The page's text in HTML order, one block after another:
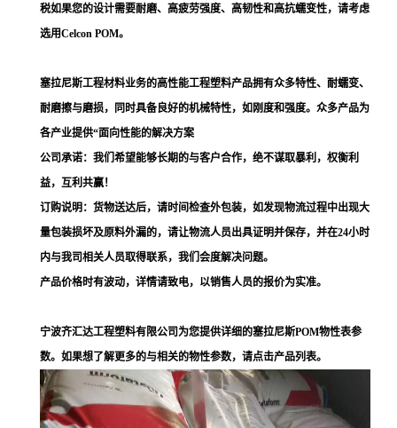
税如果您的设计需要耐磨、高疲劳强度、高韧性和高抗蠕变性，请考虑
选用Celcon POM。
塞拉尼斯工程材料业务的高性能工程塑料产品拥有众多特性、耐蠕变、
耐磨擦与磨损，同时具备良好的机械特性，如刚度和强度。众多产品为
各产业提供“面向性能的解决方案
公司承诺：我们希望能够长期的与客户合作，绝不谋取暴利，权衡利
益，互利共赢！
订购说明：货物送达后，请时间检查外包装，如发现物流过程中出现大
量包装损坏及原料外漏的，请让物流人员出具证明并保存，并在24小时
内与我司相关人员取得联系，我们会度解决问题。
产品价格时有波动，详情请致电，以销售人员的报价为实准。
宁波齐汇达工程塑料有限公司为您提供详细的塞拉尼斯POM物性表参
数。如果想了解更多的与相关的物性参数，请点击产品列表。